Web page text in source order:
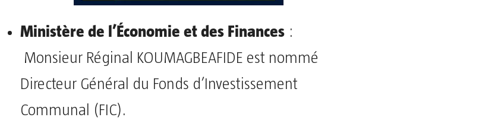
Ministère de l’Économie et des Finances :
Monsieur Réginal KOUMAGBEAFIDE est nommé
Directeur Général du Fonds d’Investissement
Communal (FIC).